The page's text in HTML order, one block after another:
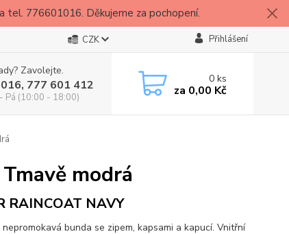
tel. 776601016. Děkujeme za pochopení.
CZK Přihlášení
Zavolejte.
777 601 412
Pá (10:00 - 18:00)
0ks
za 0,00 Kč
modrá
RAINCOAT NAVY
bunda se zipem, kapsami a kapucí. Vnitřní